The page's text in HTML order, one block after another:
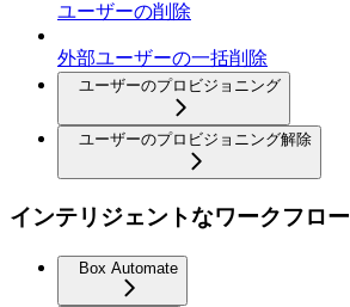
ユーザーの削除
外部ユーザーの一括削除
ユーザーのプロビジョニング
ユーザーのプロビジョニング解除
インテリジェントなワークフロー
Box Automate